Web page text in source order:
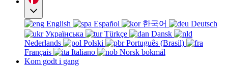
English Español 한국어
Deutsch
Українська
Türkçe
Dansk
Nederlands
Polski
Português (Brasil)
Français
Italiano
Norsk bokmål
Kom godt i gang